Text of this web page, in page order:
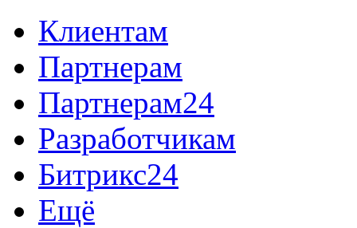
Клиентам
Партнерам
Партнерам24
Разработчикам
Битрикс24
Ещё